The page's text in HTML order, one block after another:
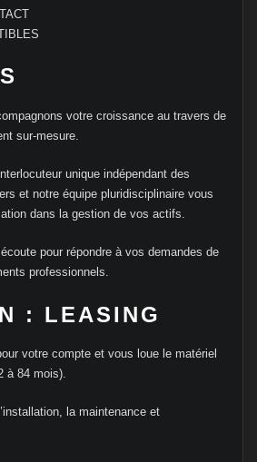
votre croissance au travers de
sur-mesure.
unique indépendant des
et notre équipe pluridisciplinaire vous
dans la gestion de vos actifs.
pour répondre à vos demandes de
professionnels.
: LEASING
votre compte et vous loue le matériel
à 84 mois).
la maintenance et